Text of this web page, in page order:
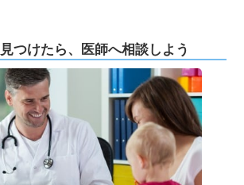
つけたら、医師へ相談しよう